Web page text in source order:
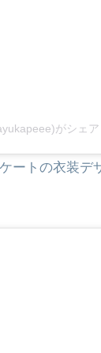
がシェ
ートの衣装デ